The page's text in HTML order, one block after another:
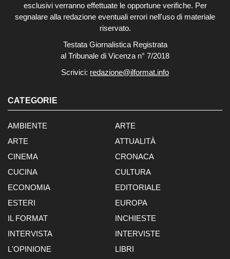
esclusivi verranno effettuate le opportune verifiche. Per
segnalare alla redazione eventuali errori nell'uso di materiale
riservato.
Testata Giornalistica Registrata
al Tribunale di Vicenza n° 7/2018
Scrivici: redazione@ilformat.info
CATEGORIE
AMBIENTE
ARTE
ARTE
ATTUALITÀ
CINEMA
CRONACA
CUCINA
CULTURA
ECONOMIA
EDITORIALE
ESTERI
EUROPA
IL FORMAT
INCHIESTE
INTERVISTA
INTERVISTE
L'OPINIONE
LIBRI